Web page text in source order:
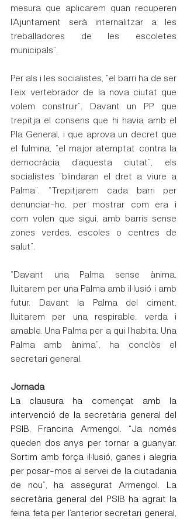
mesura que aplicarem quan recuperen
l’Ajuntament serà internalitzar a les
treballadores de les escoletes
municipals”.
Per als i les socialistes, “el barri ha de ser
l’eix vertebrador de la nova ciutat que
volem construir”. Davant un PP que
trepitja el consens que hi havia amb el
Pla General, i que aprova un decret que
el fulmina, “el major atemptat contra la
democràcia d’aquesta ciutat”, els
socialistes “blindaran el dret a viure a
Palma”. “Trepitjarem cada barri per
denunciar-ho, per mostrar com era i
com volen que sigui, amb barris sense
zones verdes, escoles o centres de
salut”.
“Davant una Palma sense ànima,
lluitarem per una Palma amb il·lusió i amb
futur. Davant la Palma del ciment,
lluitarem per una respirable, verda i
amable. Una Palma per a qui l’habita. Una
Palma amb ànima”, ha conclòs el
secretari general.
Jornada
La clausura ha començat amb la
intervenció de la secretària general del
PSIB, Francina Armengol. “Ja només
queden dos anys per tornar a guanyar.
Sortim amb força il·lusió, ganes i alegria
per posar-mos al servei de la ciutadania
de nou”, ha assegurat Armengol. La
secretària general del PSIB ha agraït la
feina feta per l’anterior secretari general,